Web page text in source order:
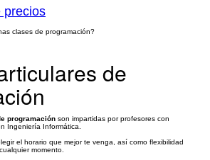
precios
de
programación son impartidas por profesores con
Ingeniería Informática.
el horario que mejor te venga, así como flexibilidad
momento.